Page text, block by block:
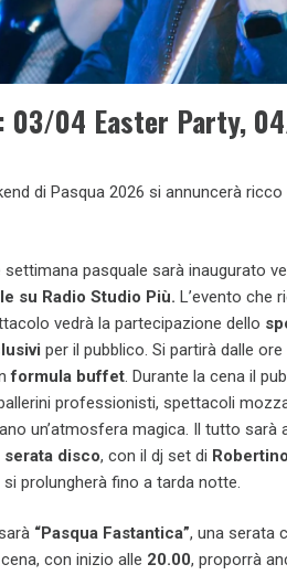
03/04 Easter Party,
di Pasqua 2026 si annuncerà
settimana pasquale sarà inaugurato
su Radio Studio Più. L’evento che
vedrà la partecipazione dello
per il pubblico. Si partirà dalle ore
formula buffet. Durante la cena il
professionisti, spettacoli
un’atmosfera magica. Il tutto sarà
serata disco, con il dj set di Robertino
si prolungherà fino a tarda notte.
“Pasqua Fastantica”, una serata
con inizio alle 20.00, proporrà